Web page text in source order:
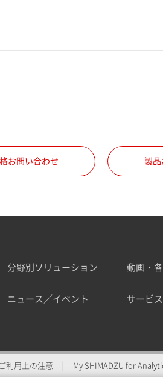
ス
お問い合わせ 製品
分野別ソリューション 動画・
ニュース／イベント サービ
ご利用上の注意 My SHIMADZU for